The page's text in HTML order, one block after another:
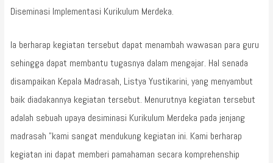
Diseminasi Implementasi Kurikulum Merdeka.
Ia berharap kegiatan tersebut dapat menambah wawasan para guru
sehingga dapat membantu tugasnya dalam mengajar. Hal senada
disampaikan Kepala Madrasah, Listya Yustikarini, yang menyambut
baik diadakannya kegiatan tersebut. Menurutnya kegiatan tersebut
adalah sebuah upaya desiminasi Kurikulum Merdeka pada jenjang
madrasah ”kami sangat mendukung kegiatan ini. Kami berharap
kegiatan ini dapat memberi pamahaman secara komprehenship